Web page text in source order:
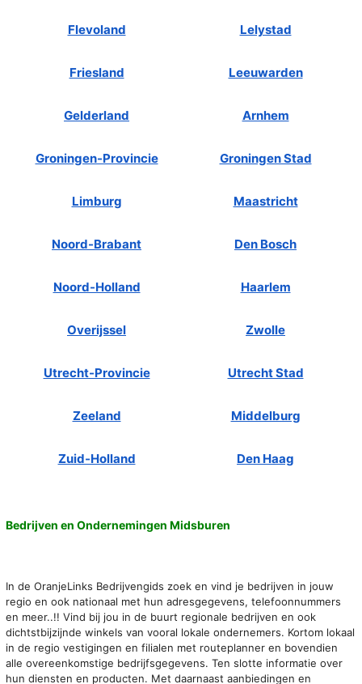
Flevoland Lelystad
Friesland Leeuwarden
Gelderland Arnhem
Groningen-Provincie Groningen Stad
Limburg Maastricht
Noord-Brabant Den Bosch
Noord-Holland Haarlem
Overijssel Zwolle
Utrecht-Provincie Utrecht Stad
Zeeland Middelburg
Zuid-Holland Den Haag
Bedrijven en Ondernemingen Midsburen
In de OranjeLinks Bedrijvengids zoek en vind je bedrijven in jouw
regio en ook nationaal met hun adresgegevens, telefoonnummers
en meer..!! Vind bij jou in de buurt regionale bedrijven en ook
dichtstbijzijnde winkels van vooral lokale ondernemers. Kortom lokaal
in de regio vestigingen en filialen met routeplanner en bovendien
alle overeenkomstige bedrijfsgegevens. Ten slotte informatie over
hun diensten en producten. Met daarnaast aanbiedingen en